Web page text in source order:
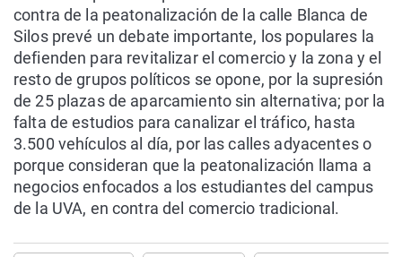
contra de la peatonalización de la calle Blanca de
Silos prevé un debate importante, los populares la
defienden para revitalizar el comercio y la zona y el
resto de grupos políticos se opone, por la supresión
de 25 plazas de aparcamiento sin alternativa; por la
falta de estudios para canalizar el tráfico, hasta
3.500 vehículos al día, por las calles adyacentes o
porque consideran que la peatonalización llama a
negocios enfocados a los estudiantes del campus
de la UVA, en contra del comercio tradicional.